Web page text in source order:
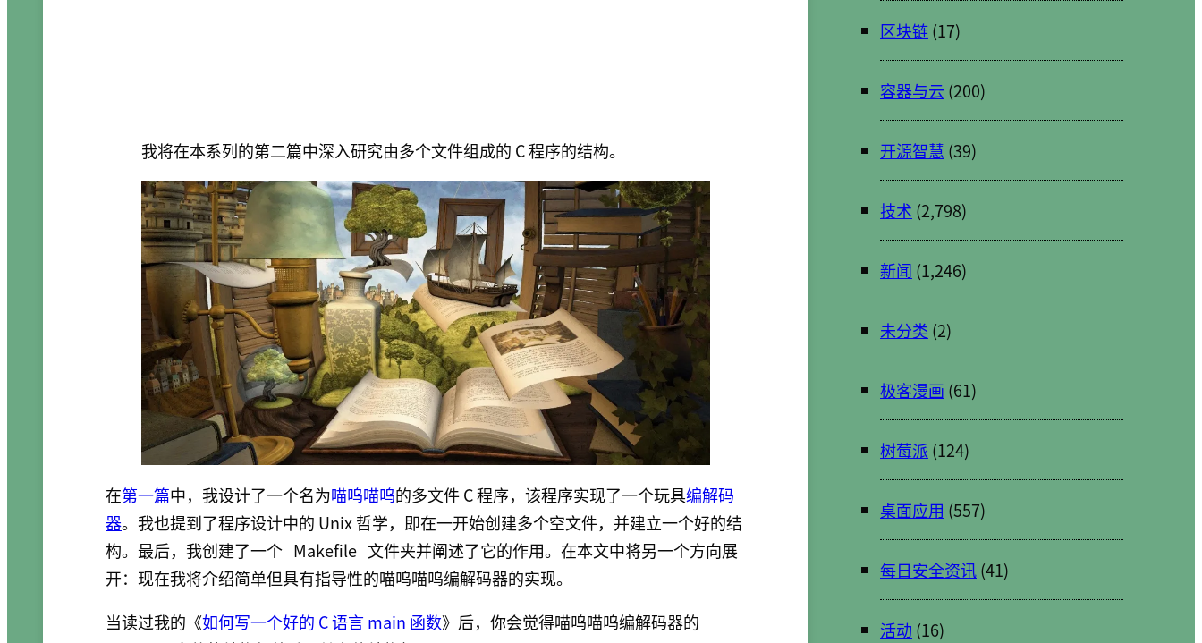
我将在本系列的第二篇中深入研究由多个文件组成的 C 程序的结构。
在第一篇中，我设计了一个名为喵呜喵呜的多文件 C 程序，该程序实现了一个玩具编解码
器。我也提到了程序设计中的 Unix 哲学，即在一开始创建多个空文件，并建立一个好的结
构。最后，我创建了一个 Makefile 文件夹并阐述了它的作用。在本文中将另一个方向展
开：现在我将介绍简单但具有指导性的喵呜喵呜编解码器的实现。
当读过我的《如何写一个好的 C 语言 main 函数》后，你会觉得喵呜喵呜编解码器的
区块链(17)
容器与云 (200)
开源智慧 (39)
技术 (2,798)
新闻 (1,246)
未分类 (2)
极客漫画 (61)
树莓派 (124)
桌面应用 (557)
每日安全资讯(41)
活动 (16)